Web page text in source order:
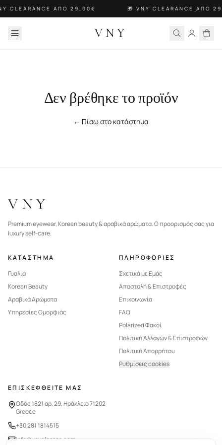
CLEARANCE ΑΠΟ 29,00€ 🎁 VNY CLEARANCE ΑΠΟ
VNY
Δεν βρέθηκε το προϊόν
← Πίσω στο κατάστημα
VNY
Premium eyewear, Korean beauty & αραβικά αρώματα. Ο προορισμός σας για
luxury self-care.
ΚΑΤΑΣΤΗΜΑ
Γυαλιά
Korean Beauty
Αραβικά Αρώματα
Υπηρεσίες Ομορφιάς
ΠΛΗΡΟΦΟΡΙΕΣ
Σχετικά με Εμάς
Αποστολή & Επιστροφές
Επικοινωνία
FAQ
Polarized Φακοί
Πολιτική Αλλαγών & Επιστροφών
Πολιτική Απορρήτου
Ρυθμίσεις cookies
ΕΠΙΣΚΕΦΘΕΙΤΕ ΜΑΣ
Οδός 1821 αρ. 29, Ηράκλειο 71202
Greece
+30 281 1814515
info@vnyglasses.com